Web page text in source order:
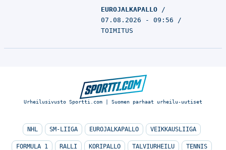
EUROJALKAPALLO
07.08.2026 - 09:56
TOIMITUS
Urheilusivusto Sportti.com | Suomen parhaat urheilu-uutiset
NHL SM-LIIGA EUROJALKAPALLO VEIKKAUSLIIGA
FORMULA 1 RALLI KORIPALLO TALVIURHEILU TENNIS